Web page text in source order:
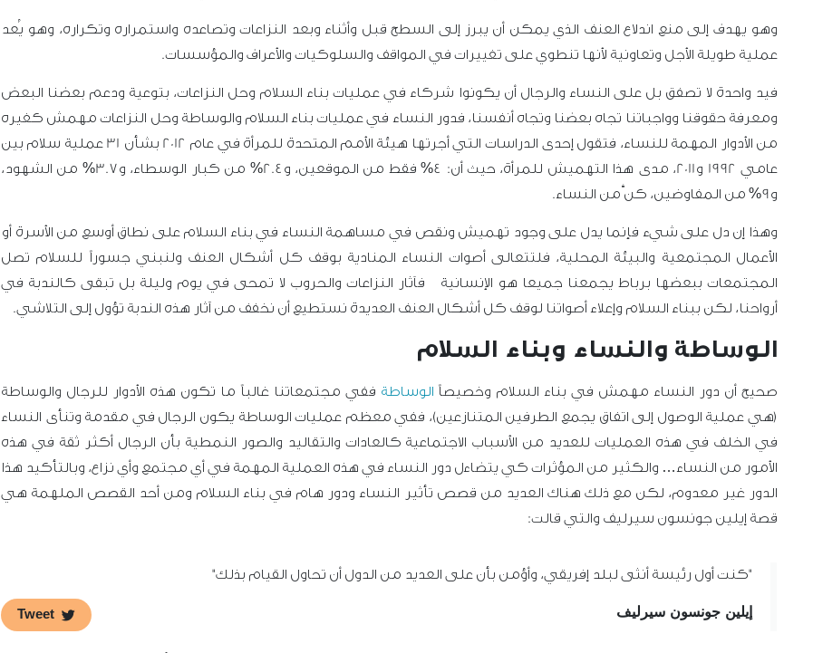
وهو يهدف إلى منع اندلاع العنف الذي يمكن أن يبرز إلى السطح قبل وأثناء وبعد النزاعات وتصاعده واستمراره وتكراره، وهو يُعد
عملية طويلة الأجل وتعاونية لأنها تنطوي على تغييرات في المواقف والسلوكيات والأعراف والمؤسسات.
فيد واحدة لا تصفق بل على النساء والرجال أن يكونوا شركاء في عمليات بناء السلام وحل النزاعات، بتوعية ودعم بعضنا البعض
ومعرفة حقوقنا وواجباتنا تجاه بعضنا وتجاه أنفسنا، فدور النساء في عمليات بناء السلام والوساطة وحل النزاعات مهمش كغيره
من الأدوار المهمة للنساء، فتقول إحدى الدراسات
التي أجرتها هيئة الأمم المتحدة للمرأة في عام 2012 بشأن 31 عملية سلام بين
عامي 1992 و2011، مدى هذا التهميش للمرأة، حيث أن: 4% فقط من الموقعين، و2.4% من كبار الوسطاء، و3.7% من الشهود،
و9% من المفاوضين، كنَّ من النساء.
وهذا إن دل على شيء فإنما يدل على وجود تهميش ونقص في مساهمة النساء في بناء السلام على نطاق أوسع من الأسرة أو
الأعمال المجتمعية والبيئة المحلية، فلتتعالى أصوات النساء المنادية بوقف كل أشكال العنف ولنبني جسوراً للسلام تصل
المجتمعات ببعضها برباط يجمعنا جميعا هو الإنسانية فآثار النزاعات والحروب لا تمحى في يوم وليلة بل تبقى كالندبة في
أرواحنا، لكن ببناء السلام وإعلاء أصواتنا لوقف كل أشكال العنف العديدة نستطيع أن نخفف من آثار هذه الندبة تؤول إلى التلاشي.
الوساطة والنساء وبناء السلام
صحيح أن دور النساء مهمش في بناء السلام وخصيصاًالوساطة ففي مجتمعاتنا غالباً ما تكون هذه الأدوار للرجال والوساطة
(هي عملية الوصول إلى اتفاق يجمع الطرفين المتنازعين)، ففي معظم عمليات الوساطة يكون الرجال في مقدمة وتنأى النساء
في الخلف في هذه العمليات للعديد من الأسباب الاجتماعية كالعادات والتقاليد والصور النمطية بأن الرجال أكثر ثقة في هذه
الأمور من النساء… والكثير من المؤثرات كي يتضاءل دور النساء في هذه العملية المهمة في أي مجتمع وأي نزاع، وبالتأكيد هذا
الدور غير معدوم، لكن مع ذلك هناك العديد من قصص تأثير النساء ودور هام في بناء السلام ومن أحد القصص الملهمة هي
قصة إيلين جونسون سيرليف والتي قالت:
"كنت أول رئيسة أنثى لبلد إفريقي، وأؤمن بأن على العديد من الدول أن تحاول القيام بذلك"
إيلين جونسون سيرليف Tweet